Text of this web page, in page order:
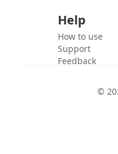
Help
How to use
Support
Feedback
©